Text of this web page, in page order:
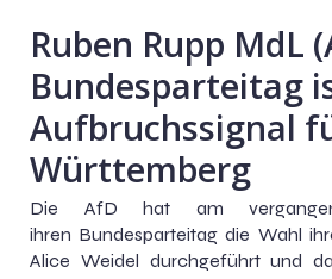
Ruben Rupp MdL
Bundesparteitag
Aufbruchssignal
Württemberg
Die AfD hat am
ihren Bundesparteitag die Wahl
Alice Weidel durchgeführt und